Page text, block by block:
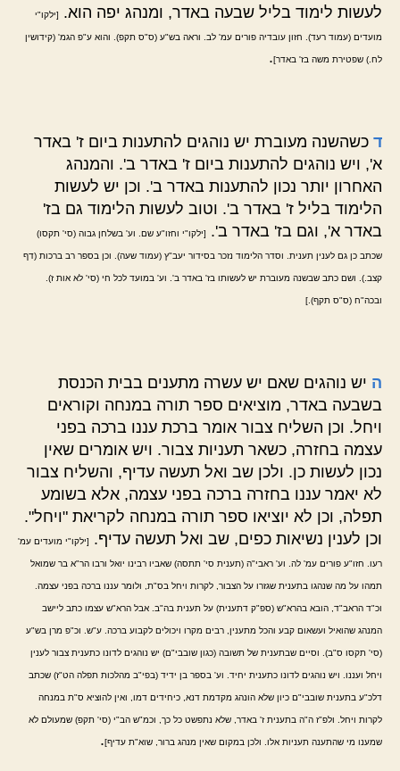
לעשות לימוד בליל שבעה באדר, ומנהג יפה הוא.
[ילקו"י
מועדים (עמוד רעד). חזון עובדיה פורים עמ' לב. וראה בש"ע (ס"ס תקפ). והוא ע"פ הגמ' (קידושין
לח.) שפטירת משה בז' באדר].
ד כשהשנה מעוברת יש נוהגים להתענות ביום ז' באדר
א', ויש נוהגים להתענות ביום ז' באדר ב'. והמנהג
האחרון יותר נכון להתענות באדר ב'. וכן יש לעשות
הלימוד בליל ז' באדר ב'. וטוב לעשות הלימוד גם בז'
באדר א', וגם בז' באדר ב'.
[ילקו"י וחזו"ע שם. וע' בשלחן גבוה (סי' תקסו)
שכתב כן גם לענין תענית. וסדר הלימוד נזכר בסידור יעב"ץ (עמוד שעה). וכן בספר רב ברכות (דף
קצב.). ושם כתב שבשנה מעוברת יש לעשותו בז' באדר ב'. וע' במועד לכל חי (סי' לא אות ז).
ובכה"ח (ס"ס תקף).]
ה יש נוהגים שאם יש עשרה מתענים בבית הכנסת
בשבעה באדר, מוציאים ספר תורה במנחה וקוראים
ויחל. וכן השליח צבור אומר ברכת עננו ברכה בפני
עצמה בחזרה, כשאר תעניות צבור. ויש אומרים שאין
נכון לעשות כן. ולכן שב ואל תעשה עדיף, והשליח צבור
לא יאמר עננו בחזרה ברכה בפני עצמה, אלא בשומע
תפלה, וכן לא יוציאו ספר תורה במנחה לקריאת "ויחל".
וכן לענין נשיאות כפים, שב ואל תעשה עדיף.
[ילקו"י מועדים עמ'
רעו. חזו"ע פורים עמ' לה. וע' ראבי"ה (תענית סי' תתסה) שאביו רבינו יואל ורבו הר"א בר שמואל
תמהו על מה שנהגו בתענית שגזרו על הצבור, לקרות ויחל בס"ת, ולומר עננו ברכה בפני עצמה.
וכ"ד הראב"ד, הובא בהרא"ש (ספ"ק דתענית) על תענית בה"ב. אבל הרא"ש עצמו כתב ליישב
המנהג שהואיל ועשאום קבע והכל מתענין, רבים מקרו ויכולים לקבוע ברכה. ע"ש. וכ"פ מרן בש"ע
(סי' תקסו ס"ב). וסיים שבתענית של תשובה (כגון שובבי"ם) יש נוהגים לדונו כתענית צבור לענין
ויחל ועננו. ויש נוהגים לדונו כתענית יחיד. וע' בספר בן ידיד (בפי"ב מהלכות תפלה הט"ז) שכתב
דלכ"ע בתענית שובבי"ם כיון שלא הונהג מקדמת דנא, כיחידים דמו, ואין להוציא ס"ת במנחה
לקרות ויחל. ולפ"ז ה"ה בתענית ז' באדר, שלא נתפשט כל כך, וכמ"ש הב"י (סי' תקפ) שמעולם לא
שמענו מי שהתענה תעניות אלו. ולכן במקום שאין מנהג ברור, שוא"ת עדיף].